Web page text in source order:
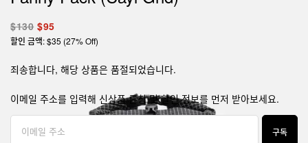
$130 $95
할인 금액: $35 (27% Off)
죄송합니다, 해당 상품은 품절되었습니다.
이메일 주소를 입력해 신상품 론칭 및 할인 정보를 먼저 받아보세요.
구독